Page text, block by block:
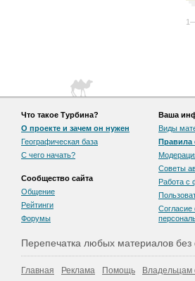
Что такое Турбина?
О проекте и зачем он нужен
Географическая база
С чего начать?
Сообщество сайта
Общение
Рейтинги
Форумы
Ваша
Виды
Правила
Советы
Работа с
Согласие
Перепечатка любых материалов
Главная Реклама Помощь Владельцам